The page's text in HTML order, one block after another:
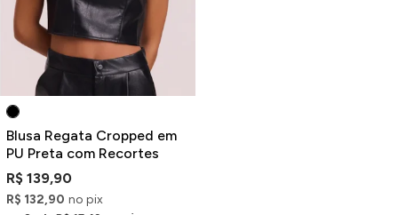
Blusa Regata Cropped em
PU Preta com Recortes
R$ 139,90
R$ 132,90 no pix